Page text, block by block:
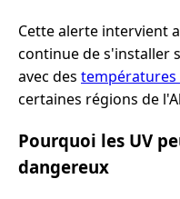
Cette alerte intervient
continue de s'installer
avec des températures
certaines régions de
Pourquoi les UV
dangereux